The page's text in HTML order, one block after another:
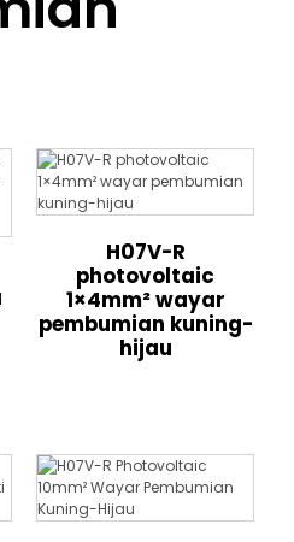
H07V-R
photovoltaic
1×4mm² wayar
pembumian kuning-
hijau